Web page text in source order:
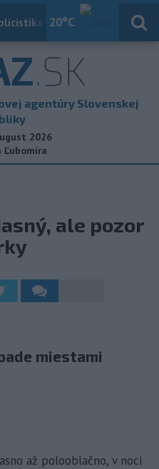
20°C
Slovensko
.SK
agentúry Slovenskej
2026
Ľubomíra
ale pozor
miestami
až polooblačno, v noci